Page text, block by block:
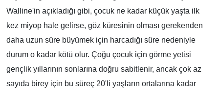
Walline'in açıkladığı gibi, çocuk ne kadar küçük yaşta ilk
kez miyop hale gelirse, göz küresinin olması gerekenden
daha uzun süre büyümek için harcadığı süre nedeniyle
durum o kadar kötü olur. Çoğu çocuk için görme yetisi
gençlik yıllarının sonlarına doğru sabitlenir, ancak çok az
sayıda birey için bu süreç 20'li yaşların ortalarına kadar